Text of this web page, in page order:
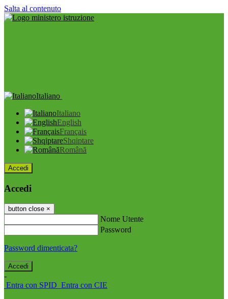
Salta al contenuto
Italiano
Italiano
English
Français
Shqiptare
Română
Accedi
Accedi
button close ×
Nome Utente
Password
Password dimenticata?
-
Entra con SPID Entra con CIE